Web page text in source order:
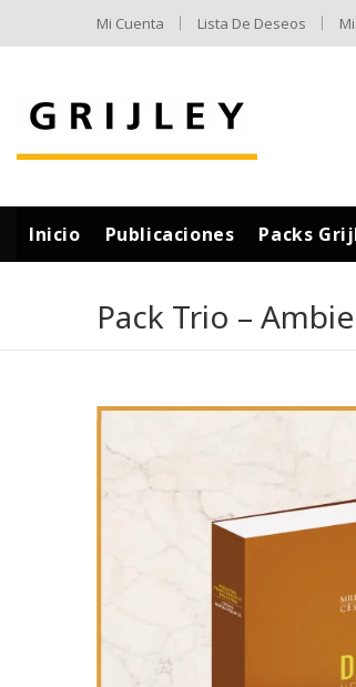
Mi Cuenta Lista De Deseos
Inicio Publicaciones Packs
Pack Trio –